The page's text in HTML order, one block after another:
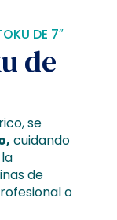
DE 7″
de
se
cuidando
de
o